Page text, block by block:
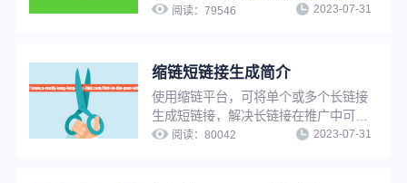
链，用户点击短链接后可快速跳转至小
满足多种推广需求。
阅读：79546 2023-07-31
缩链短链接生成简介
使用缩链平台，可将单个或多个长链接
生成短链接，解决长链接在推广中可信
度低、影响点击率、增加推广成本等问
阅读：80042 2023-07-31